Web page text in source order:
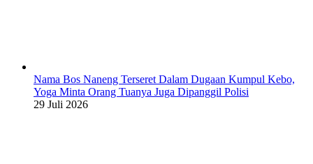
Nama Bos Naneng Terseret Dalam Dugaan Kumpul Kebo,
Yoga Minta Orang Tuanya Juga Dipanggil Polisi
29 Juli 2026